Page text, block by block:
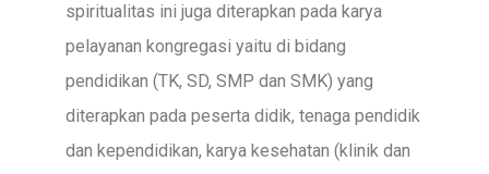
spiritualitas ini juga diterapkan pada karya
pelayanan kongregasi yaitu di bidang
pendidikan (TK, SD, SMP dan SMK) yang
diterapkan pada peserta didik, tenaga pendidik
dan kependidikan, karya kesehatan (klinik dan